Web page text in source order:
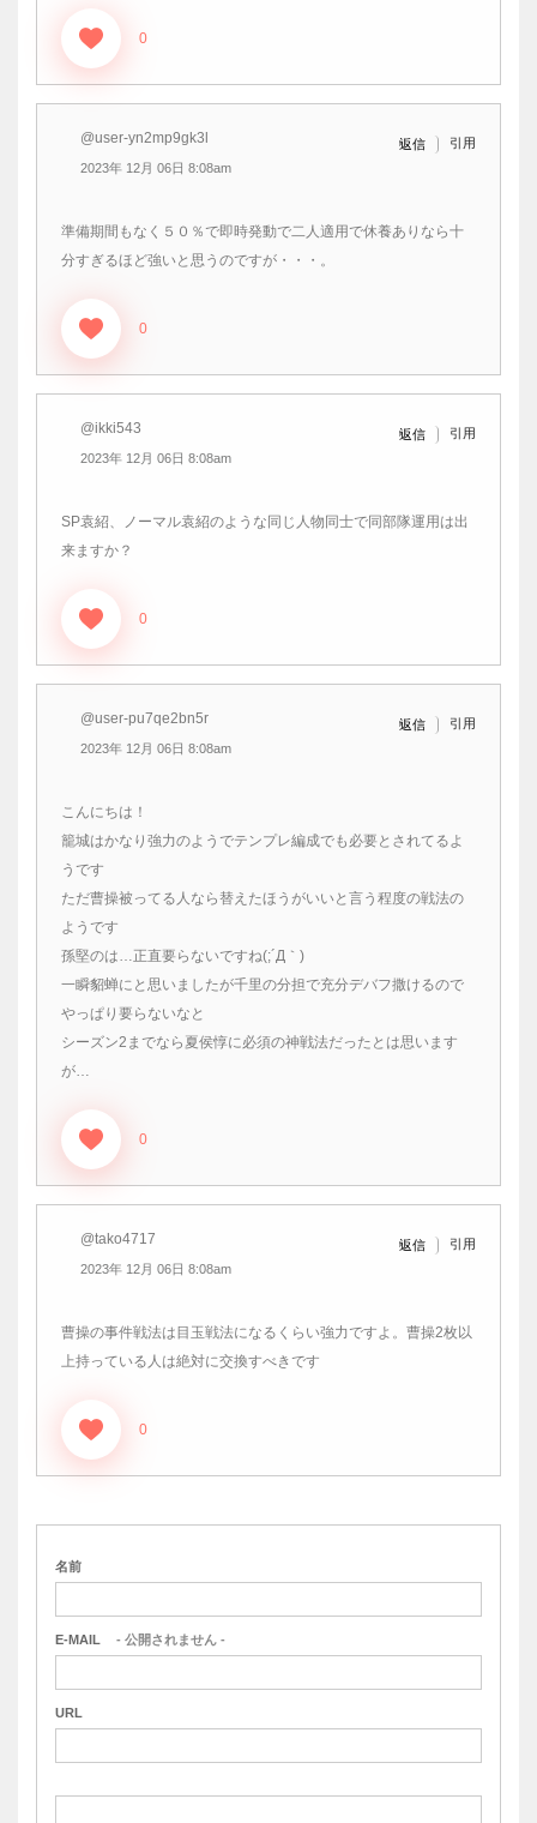
0
@user-yn2mp9gk3l
2023年 12月 06日 8:08am
返信 引用
準備期間もなく５０％で即時発動で二人適用で休養ありなら十
分すぎるほど強いと思うのですが・・・。
0
@ikki543
2023年 12月 06日 8:08am
返信 引用
SP袁紹、ノーマル袁紹のような同じ人物同士で同部隊運用は出
来ますか？
0
@user-pu7qe2bn5r
2023年 12月 06日 8:08am
返信 引用
こんにちは！
籠城はかなり強力のようでテンプレ編成でも必要とされてるよ
うです
ただ曹操被ってる人なら替えたほうがいいと言う程度の戦法の
ようです
孫堅のは…正直要らないですね(;´Д｀)
一瞬貂蝉にと思いましたが千里の分担で充分デバフ撒けるので
やっぱり要らないなと
シーズン2までなら夏侯惇に必須の神戦法だったとは思います
が…
0
@tako4717
2023年 12月 06日 8:08am
返信 引用
曹操の事件戦法は目玉戦法になるくらい強力ですよ。曹操2枚以
上持っている人は絶対に交換すべきです
0
名前
E-MAIL - 公開されません -
URL